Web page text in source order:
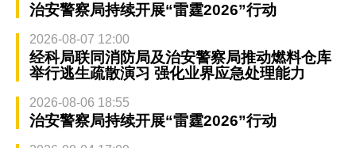
治安警察局持续开展“雷霆2026”行动
2026-08-07 12:00
经科局联同消防局及治安警察局推动燃料仓库
举行逃生疏散演习 强化业界应急处理能力
2026-08-06 18:55
治安警察局持续开展“雷霆2026”行动